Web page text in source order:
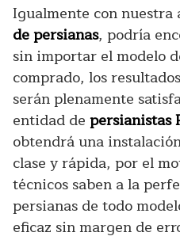
Igualmente con nuestra
de persianas, podría
sin importar el modelo
comprado, los
serán plenamente
entidad de persianistas
obtendrá una
clase y rápida, por el
técnicos saben a la
persianas de todo
eficaz sin margen de